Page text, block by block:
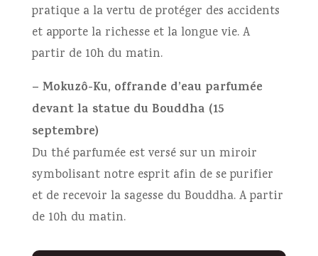
pratique a la vertu de protéger des accidents
et apporte la richesse et la longue vie. A
partir de 10h du matin.
– Mokuzô-Ku, offrande d’eau parfumée
devant la statue du Bouddha (15
septembre)
Du thé parfumée est versé sur un miroir
symbolisant notre esprit afin de se purifier
et de recevoir la sagesse du Bouddha. A partir
de 10h du matin.